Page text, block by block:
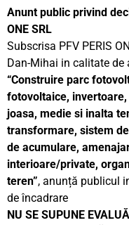
Anunt public privind
ONE SRL
Subscrisa PFV PERIS
Dan-Mihai in calitate
“Construire parc
fotovoltaice,
joasa, medie si inalta
transformare, sistem
de acumulare,
interioare/private,
teren”, anunță publicul
de încadrare
NU SE SUPUNE